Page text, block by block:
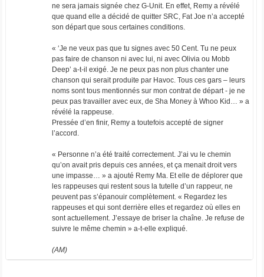
ne sera jamais signée chez G-Unit. En effet, Remy a révélé
que quand elle a décidé de quitter SRC, Fat Joe n’a accepté
son départ que sous certaines conditions.
« ‘Je ne veux pas que tu signes avec 50 Cent. Tu ne peux
pas faire de chanson ni avec lui, ni avec Olivia ou Mobb
Deep’ a-t-il exigé. Je ne peux pas non plus chanter une
chanson qui serait produite par Havoc. Tous ces gars – leurs
noms sont tous mentionnés sur mon contrat de départ - je ne
peux pas travailler avec eux, de Sha Money à Whoo Kid… » a
révélé la rappeuse.
Pressée d’en finir, Remy a toutefois accepté de signer
l’accord.
« Personne n’a été traité correctement. J’ai vu le chemin
qu’on avait pris depuis ces années, et ça menait droit vers
une impasse… » a ajouté Remy Ma. Et elle de déplorer que
les rappeuses qui restent sous la tutelle d’un rappeur, ne
peuvent pas s’épanouir complètement. « Regardez les
rappeuses et qui sont derrière elles et regardez où elles en
sont actuellement. J’essaye de briser la chaîne. Je refuse de
suivre le même chemin » a-t-elle expliqué.
(AM)